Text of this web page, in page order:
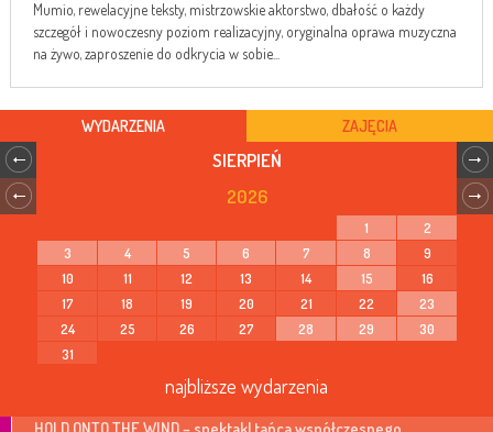
Mumio, rewelacyjne teksty, mistrzowskie aktorstwo, dbałość o każdy
szczegół i nowoczesny poziom realizacyjny, oryginalna oprawa muzyczna
na żywo, zaproszenie do odkrycia w sobie...
WYDARZENIA ZAJĘCIA
SIERPIEŃ
2026
1
2
3
4 5 6 7 8
9
10
11 12 13 14 15
16
17
18 19 20 21 22
23
24
25 26 27 28 29
30
31
najbliższe wydarzenia
HOLD ONTO THE WIND – spektakl tańca współczesnego